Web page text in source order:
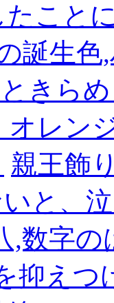
たこと
誕生
きら
レン
親王飾
と、
,数字
抑えつ